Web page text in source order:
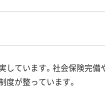
ています。社会保険完備
度が整っています。